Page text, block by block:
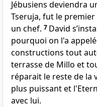
Jébusiens deviendra
Tseruja, fut le
un chef. 7 David
pourquoi on l'a
constructions tout
terrasse de Millo et
réparait le reste de la
plus puissant et
avec lui.